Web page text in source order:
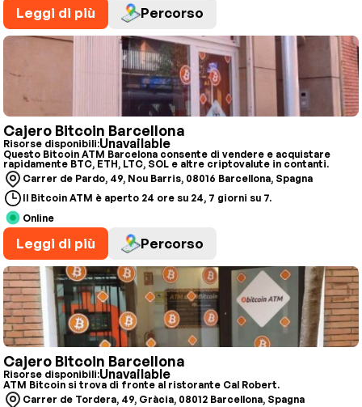
Leggi di più Percorso
Cajero Bitcoin Barcellona
Risorse disponibili:Unavailable
Questo Bitcoin ATM Barcelona consente di vendere e acquistare
rapidamente BTC, ETH, LTC, SOL e altre criptovalute in contanti.
Carrer de Pardo, 49, Nou Barris, 08016 Barcellona, Spagna
Il Bitcoin ATM è aperto 24 ore su 24, 7 giorni su 7.
Online
Leggi di più Percorso
Cajero Bitcoin Barcellona
Risorse disponibili:Unavailable
ATM Bitcoin si trova di fronte al ristorante Cal Robert.
Carrer de Tordera, 49, Gràcia, 08012 Barcellona, Spagna